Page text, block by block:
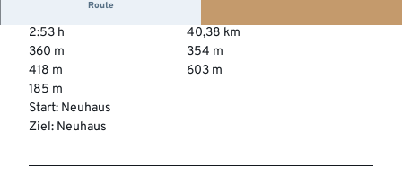
Route
2:53 h
40,38 km
360 m
354 m
418 m
603 m
185 m
Start: Neuhaus
Ziel: Neuhaus